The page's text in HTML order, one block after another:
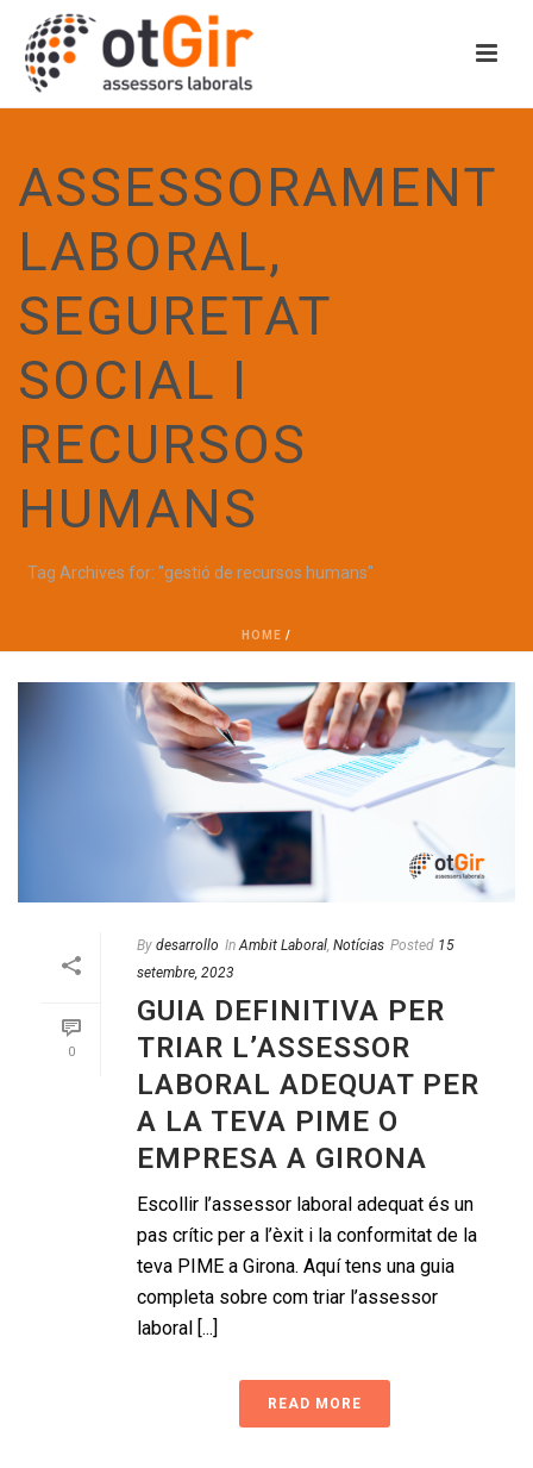
ASSESSORAMENT
LABORAL,
SEGURETAT
SOCIAL I
RECURSOS
HUMANS
Tag Archives for: "gestió de recursos humans"
HOME /
0
By desarrollo In Ambit Laboral Notícias Posted 15
setembre, 2023
GUIA DEFINITIVA PER
TRIAR L’ASSESSOR
LABORAL ADEQUAT PER
A LA TEVA PIME O
EMPRESA A GIRONA
Escollir l’assessor laboral adequat és un
pas crític per a l’èxit i la conformitat de la
teva PIME a Girona. Aquí tens una guia
completa sobre com triar l’assessor
laboral [...]
READ MORE